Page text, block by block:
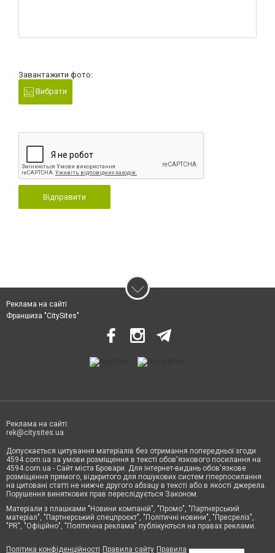
Завантажити фото:
Вибрати
Відправити
Реклама на сайті
Франшиза "CitySites"
Реклама на сайті:
rek@citysites.ua
Допускається цитування матеріалів без отримання попередньої згоди
4594.com.ua за умови розміщення в тексті обов'язкового посилання на
4594.com.ua - Сайт міста Бровари. Для інтернет-видань обов'язкове
розміщення прямого, відкритого для пошукових систем гіперпосилання
на цитовані статті не нижче другого абзацу в тексті або в якості джерела.
Порушення виняткових прав переслідується Законом.
Матеріали з плашками "Новини компаній", "Промо", "Партнерський
матеріал", "Партнерський спецпроєкт", "Політичні новини", "Пресреліз",
"PR", "Офіційно", "Політична реклама" публікуються на правах реклами.
Політика конфіденційності Правила сайту Правила